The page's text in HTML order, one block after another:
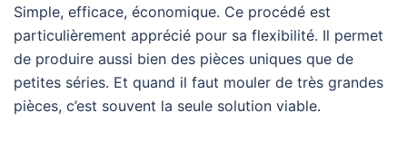
Simple, efficace, économique. Ce procédé est
particulièrement apprécié pour sa flexibilité. Il permet
de produire aussi bien des pièces uniques que de
petites séries. Et quand il faut mouler de très grandes
pièces, c’est souvent la seule solution viable.